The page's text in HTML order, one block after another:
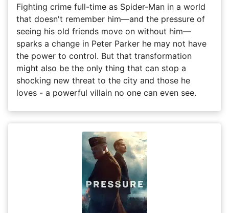
Fighting crime full-time as Spider-Man in a world
that doesn't remember him—and the pressure of
seeing his old friends move on without him—
sparks a change in Peter Parker he may not have
the power to control. But that transformation
might also be the only thing that can stop a
shocking new threat to the city and those he
loves - a powerful villain no one can even see.